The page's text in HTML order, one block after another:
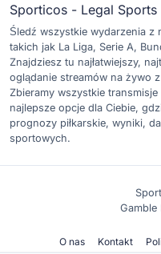
Sporticos - Legal Sports
Śledź wszystkie wydarzenia z
takich jak La Liga, Serie A,
Znajdziesz tu najłatwiejszy,
oglądanie streamów na żywo
Zbieramy wszystkie
najlepsze opcje dla Ciebie,
prognozy piłkarskie, wyniki,
sportowych.
Gamble
O nas Kontakt